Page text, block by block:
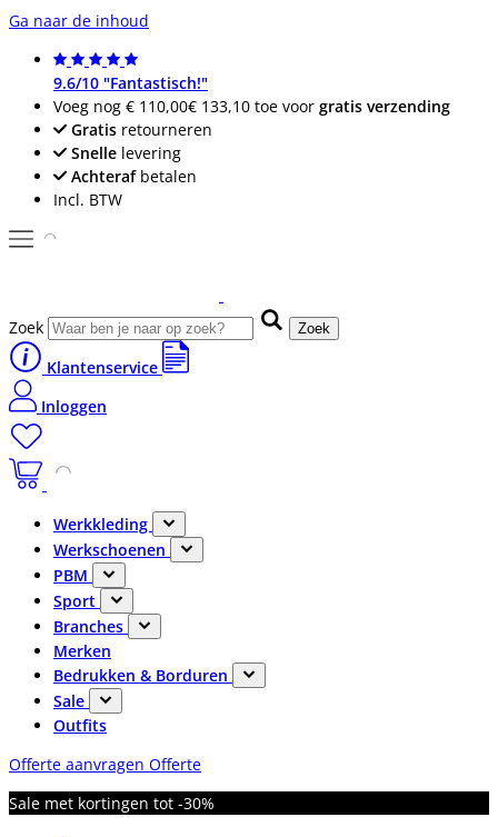
Ga naar de inhoud
9.6/10 "Fantastisch!"
Voeg nog € 110,00€ 133,10 toe voor gratis verzending
Gratis retourneren
Snelle levering
Achterafbetalen
Incl. BTW
Zoek Zoek
Klantenservice
Inloggen
Werkkleding
Werkschoenen
PBM
Sport
Branches
Merken
Bedrukken & Borduren
Sale
Outfits
Offerte aanvragen Offerte
Sale met kortingen tot -30%